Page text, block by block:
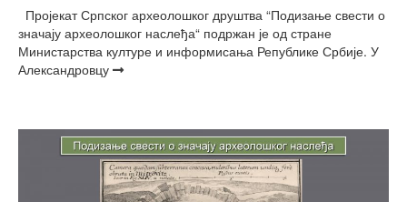
Пројекат Српског археолошког друштва “Подизање свести о
значају археолошког наслеђа“ подржан је од стране
Министарства културе и информисања Републике Србије. У
Александровцу